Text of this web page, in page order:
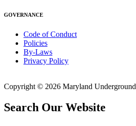
GOVERNANCE
Code of Conduct
Policies
By-Laws
Privacy Policy
Copyright © 2026 Maryland
Search Our Website